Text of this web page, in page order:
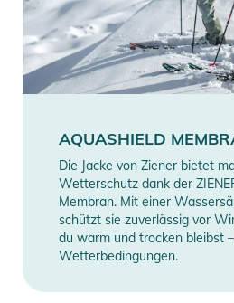
AQUASHIELD
Die Jacke von Ziener bietet
Wetterschutz dank der
Membran. Mit einer
schützt sie zuverlässig vor
du warm und trocken bleibst
Wetterbedingungen.